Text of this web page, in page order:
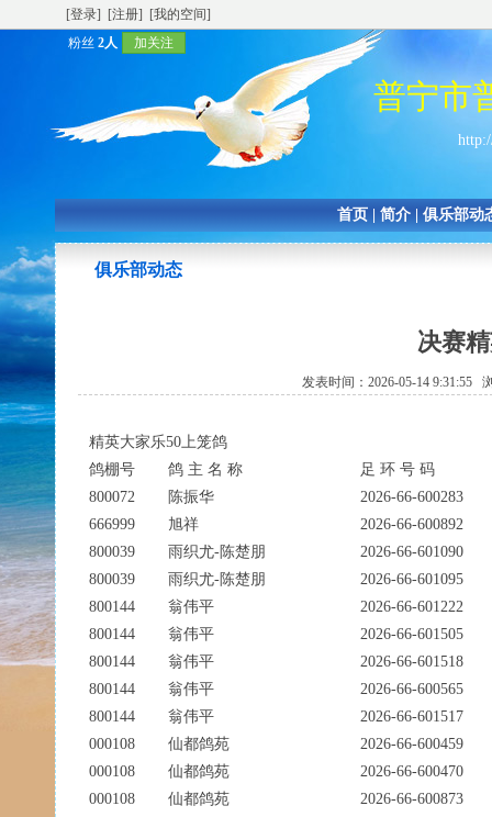
[登录] [注册]
[我的空间]
粉丝 2人 加关注
普宁市
首页 简介 俱乐部动
俱乐部动态
决赛
发表时间：2026-05-14 9:31:55
精英大家乐50上笼鸽
鸽棚号
鸽 主 名 称
足 环 号 码
800072
陈振华
2026-66-600283
666999
旭祥
2026-66-600892
800039
雨织尤-陈楚朋
2026-66-601090
800039
雨织尤-陈楚朋
2026-66-601095
800144
翁伟平
2026-66-601222
800144
翁伟平
2026-66-601505
800144
翁伟平
2026-66-601518
800144
翁伟平
2026-66-600565
800144
翁伟平
2026-66-601517
000108
仙都鸽苑
2026-66-600459
000108
仙都鸽苑
2026-66-600470
000108
仙都鸽苑
2026-66-600873